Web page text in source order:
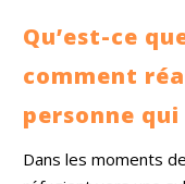
Qu’est-ce
comment
personne
Dans les moments